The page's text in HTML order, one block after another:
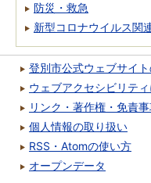
防災・救急
新型コロナウイルス関
登別市公式ウェブサイ
ウェブアクセシビリテ
リンク・著作権・免責
個人情報の取り扱い
RSS・Atomの使い方
オープンデータ